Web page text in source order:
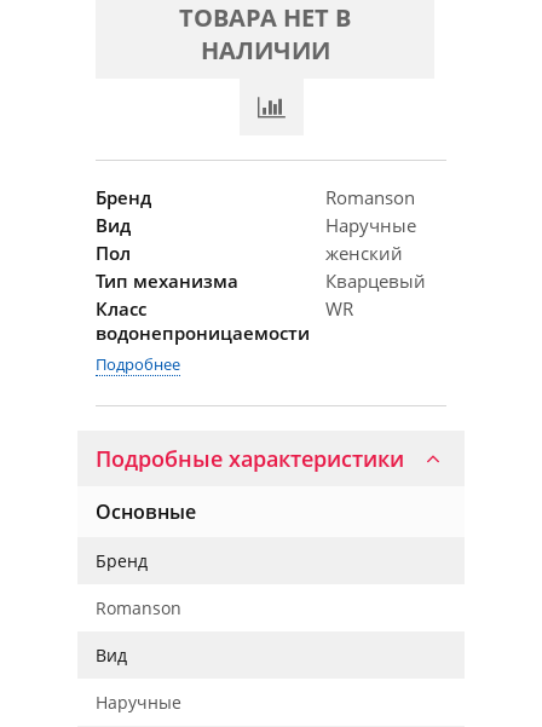
ТОВАРА НЕТ В
НАЛИЧИИ
Бренд
Romanson
Вид
Наручные
Пол
женский
Тип механизма
Кварцевый
Класс
водонепроницаемости
WR
Подробнее
Подробные характеристики
Основные
Бренд
Romanson
Вид
Наручные